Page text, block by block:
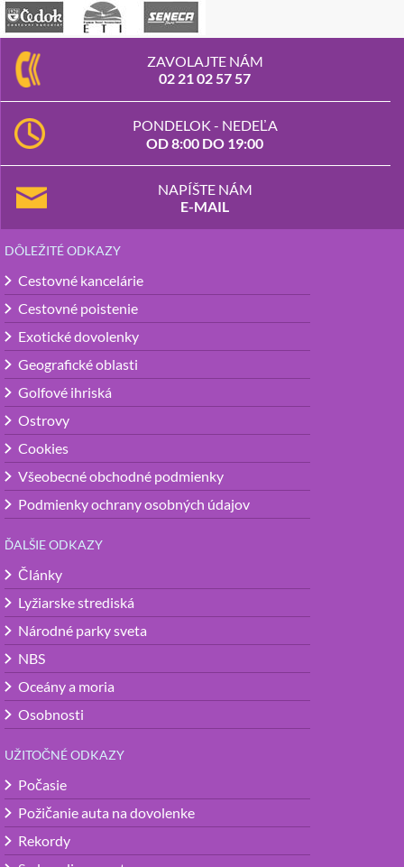
ZAVOLAJTE NÁM
02 21 02 57 57
PONDELOK - NEDEĽA
OD 8:00 DO 19:00
NAPÍŠTE NÁM
E-MAIL
DÔLEŽITÉ ODKAZY
Cestovné kancelárie
Cestovné poistenie
Exotické dovolenky
Geografické oblasti
Golfové ihriská
Ostrovy
Cookies
Všeobecné obchodné podmienky
Podmienky ochrany osobných údajov
ĎALŠIE ODKAZY
Články
Lyžiarske strediská
Národné parky sveta
NBS
Oceány a moria
Osobnosti
UŽITOČNÉ ODKAZY
Počasie
Požičanie auta na dovolenke
Rekordy